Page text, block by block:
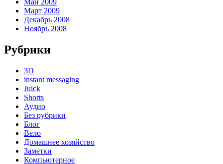
Май 2009
Март 2009
Декабрь 2008
Ноябрь 2008
Рубрики
3D
instant messaging
Juick
Shorts
Аудио
Без рубрики
Блог
Вело
Домашнее хозяйство
Заметки
Компьютерное